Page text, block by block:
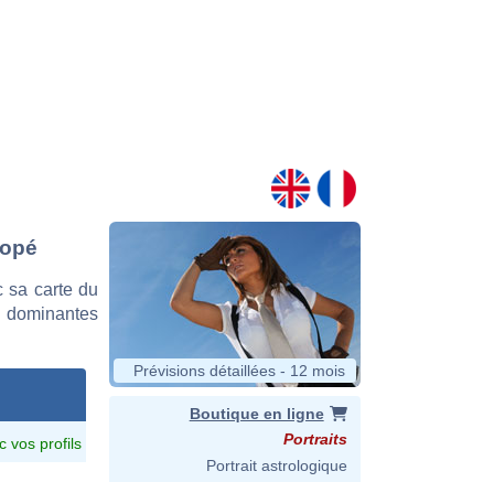
sa carte du
vos profils
Prévisions détaillées - 12 mois
Boutique en ligne
Portraits
Portrait astrologique